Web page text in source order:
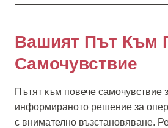
Вашият Път Към
Самочувствие
Пътят към повече самочувствие
информираното решение за
с внимателно възстановяване.